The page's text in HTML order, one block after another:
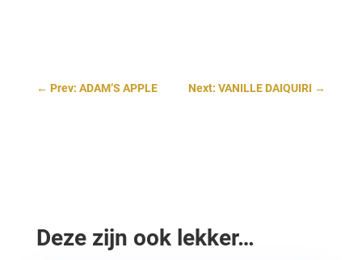
← Prev: ADAM’S APPLE Next: VANILLE DAIQUIRI →
Deze zijn ook lekker…